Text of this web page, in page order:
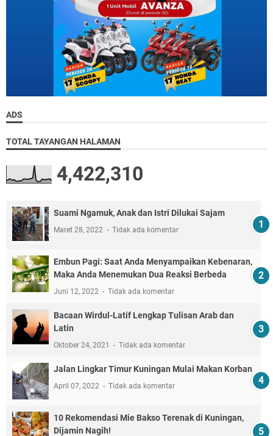
ADS
TOTAL TAYANGAN HALAMAN
4,422,310
Suami Ngamuk, Anak dan Istri Dilukai Sajam
Maret 28, 2022 Tidak ada komentar
Embun Pagi: Saat Anda Menyampaikan Kebenaran,
Maka Anda Menemukan Dua Reaksi Berbeda
Juni 12, 2022 Tidak ada komentar
Bacaan Wirdul-Latif Lengkap Tulisan Arab dan
Latin
Oktober 24, 2021 Tidak ada komentar
Jalan Lingkar Timur Kuningan Mulai Makan Korban
April 07, 2022 Tidak ada komentar
10 Rekomendasi Mie Bakso Terenak di Kuningan,
Dijamin Nagih!